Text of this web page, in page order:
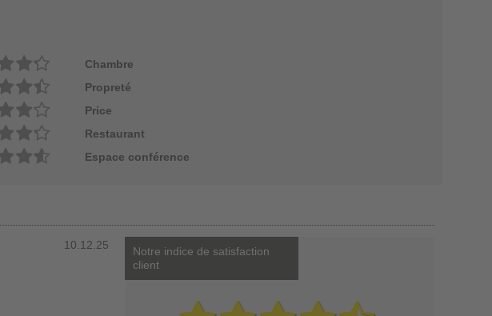
Chambre
Propreté
Price
Restaurant
Espace conférence
10.12.25
Notre indice de satisfaction
client